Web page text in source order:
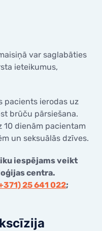
var saglabāties
ieteikumus,
pacients ierodas uz
brūču pārsiešana.
10 dienām pacientam
un seksuālās dzīves.
iespējams veikt
centra.
25 641 022;